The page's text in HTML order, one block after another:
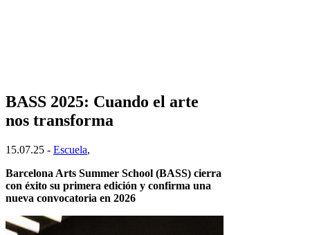
BASS 2025: Cuando el arte
nos transforma
15.07.25 - Escuela,
Barcelona Arts Summer School (BASS) cierra
con éxito su primera edición y confirma una
nueva convocatoria en 2026